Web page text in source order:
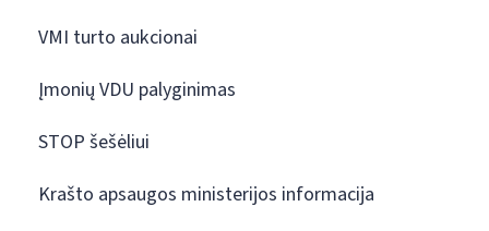
VMI turto aukcionai
Įmonių VDU palyginimas
STOP šešėliui
Krašto apsaugos ministerijos informacija